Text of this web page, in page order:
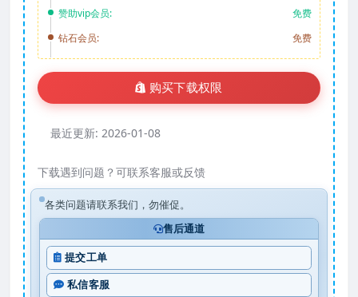
赞助vip会员:
免费
钻石会员:
免费
购买下载权限
最近更新: 2026-01-08
下载遇到问题？可联系客服或反馈
各类问题请联系我们，勿催促。
售后通道
提交工单
私信客服